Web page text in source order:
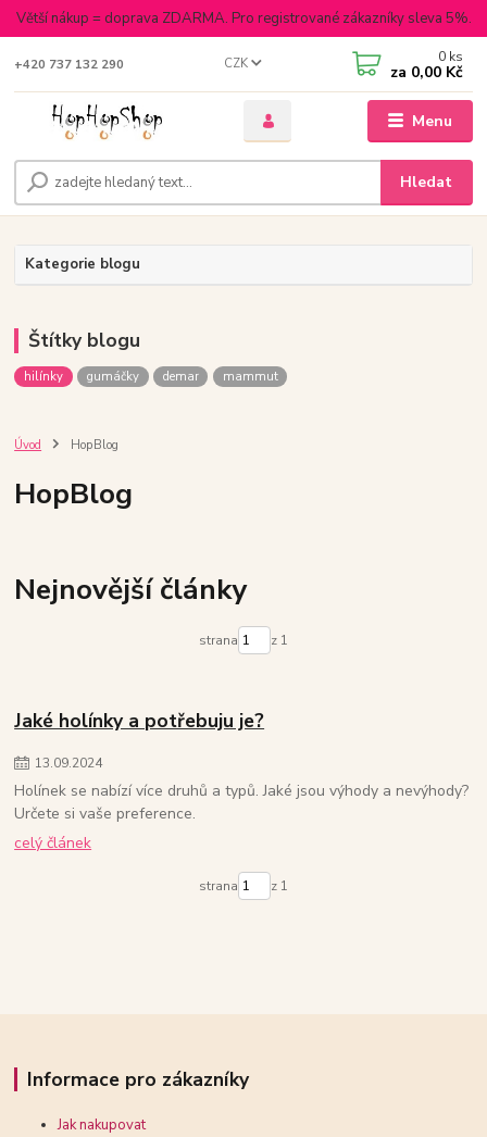
Větší nákup = doprava ZDARMA. Pro registrované zákazníky sleva 5%.
Menu
CZK
Hledat
+420 737 132 290 0 ks
za 0,00 Kč
Kategorie blogu
Štítky blogu
hilínky gumáčky demar mammut
Úvod HopBlog
HopBlog
Nejnovější články
strana z 1
Jaké holínky a potřebuju je?
13.09.2024
Holínek se nabízí více druhů a typů. Jaké jsou výhody a nevýhody?
Určete si vaše preference.
celý článek
strana z 1
Informace pro zákazníky
Jak nakupovat